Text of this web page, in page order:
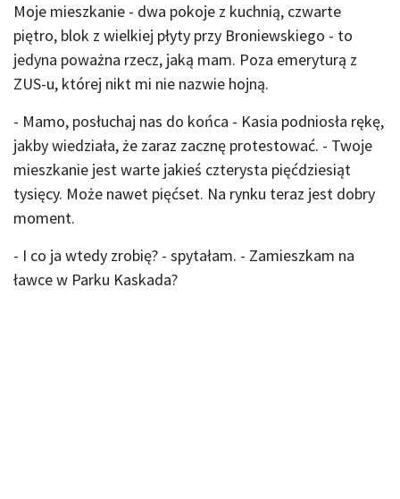
Moje mieszkanie - dwa pokoje z kuchnią, czwarte
piętro, blok z wielkiej płyty przy Broniewskiego - to
jedyna poważna rzecz, jaką mam. Poza emeryturą z
ZUS-u, której nikt mi nie nazwie hojną.
- Mamo, posłuchaj nas do końca - Kasia podniosła rękę,
jakby wiedziała, że zaraz zacznę protestować. - Twoje
mieszkanie jest warte jakieś czterysta pięćdziesiąt
tysięcy. Może nawet pięćset. Na rynku teraz jest dobry
moment.
- I co ja wtedy zrobię? - spytałam. - Zamieszkam na
ławce w Parku Kaskada?